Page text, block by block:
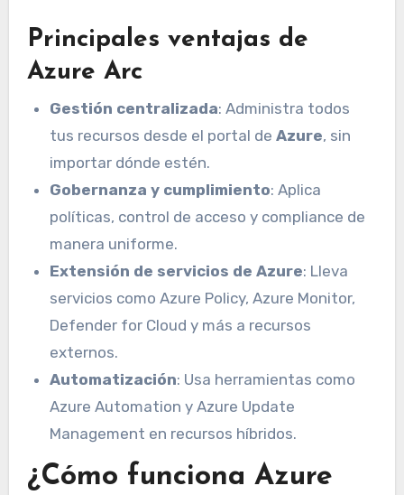
Principales ventajas de
Azure Arc
Gestión centralizada: Administra todos
tus recursos desde el portal deAzure, sin
importar dónde estén.
Gobernanza y cumplimiento: Aplica
políticas, control de acceso y compliance de
manera uniforme.
Extensión de servicios de Azure: Lleva
servicios como Azure Policy, Azure Monitor,
Defender for Cloud y más a recursos
externos.
Automatización: Usa herramientas como
Azure Automation y Azure Update
Management en recursos híbridos.
¿Cómo funciona Azure